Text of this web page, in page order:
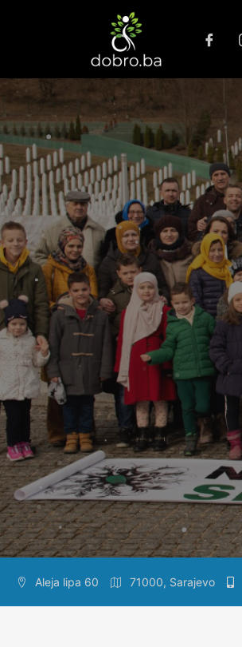
Aleja lipa 60 71000, Sarajevo